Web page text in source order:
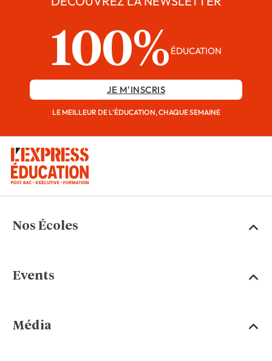
100% ÉDUCATION
JE M'INSCRIS
LE MEILLEUR DE L'ÉDUCATION, CHAQUE SEMAINE
Nos Écoles
Events
Média